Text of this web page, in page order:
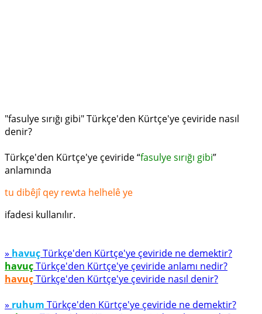
"fasulye sırığı gibi" Türkçe'den Kürtçe'ye çeviride nasıl
denir?
Türkçe'den Kürtçe'ye çeviride “fasulye sırığı gibi”
anlamında
tu dibêjî qey rewta helhelê ye
ifadesi kullanılır.
» havuçTürkçe'den Kürtçe'ye çeviride ne demektir?
havuçTürkçe'den Kürtçe'ye çeviride anlamı nedir?
havuçTürkçe'den Kürtçe'ye çeviride nasıl denir?
» ruhum Türkçe'den Kürtçe'ye çeviride ne demektir?